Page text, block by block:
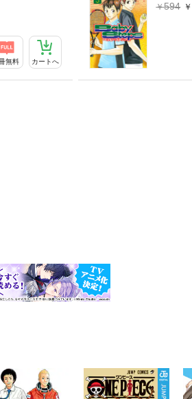
無料 カートへ
594